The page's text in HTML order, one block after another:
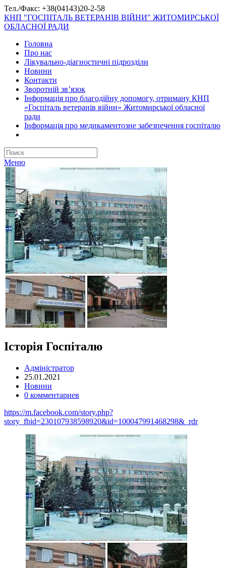
Тел./Факс: +38(04143)20-2-58
КНП "ГОСПІТАЛЬ ВЕТЕРАНІВ ВІЙНИ" ЖИТОМИРСЬКОЇ
ОБЛАСНОЇ РАДИ
Головна
Про нас
Лікувально-діагностичні підрозділи
Новини
Контакти
Зворотній зв’язок
Інформація про благодійну допомогу, отриману КНП
«Госпіталь ветеранів війни» Житомирської обласної
ради
Інформація про медикаментозне забезпечення госпіталю
Меню
Історія Госпіталю
Адміністратор
25.01.2021
Новини
0 комментариев
https://m.facebook.com/story.php?
story_fbid=230107938598920&id=100047991468298&_rdr